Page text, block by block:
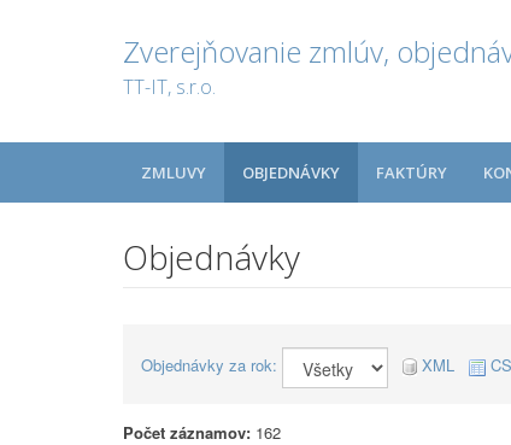
Zverejňovanie zmlúv,
TT-IT, s.r.o.
ZMLUVY OBJEDNÁVKY FAKTÚRY
Objednávky
Objednávky za rok: XML
Počet záznamov: 162